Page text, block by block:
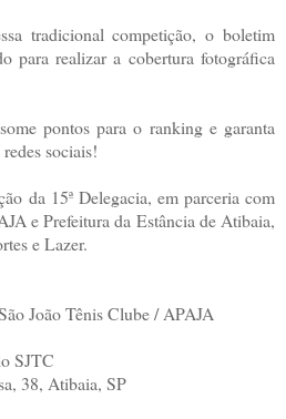
tradicional competição, o boletim
para realizar a cobertura fotográfica
pontos para o ranking e garanta
sociais!
da 15ª Delegacia, em parceria com
e Prefeitura da Estância de Atibaia,
e Lazer.
João Tênis Clube / APAJA
SJTC
38, Atibaia, SP